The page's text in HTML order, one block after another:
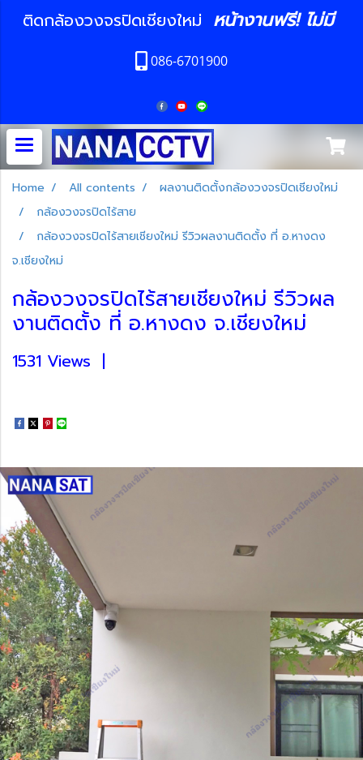
ติดกล้องวงจรปิดเชียงใหม่ หน้างานฟรี! ไม่มี
086-6701900
Home All contents
ผลงานติดตั้งกล้องวงจรปิดเชียงใหม่
กล้องวงจรปิดไร้สาย
กล้องวงจรปิดไร้สายเชียงใหม่ รีวิวผลงานติดตั้ง ที่ อ.หางดง
จ.เชียงใหม่
กล้องวงจรปิดไร้สายเชียงใหม่ รีวิวผล
งานติดตั้ง ที่ อ.หางดง จ.เชียงใหม่
1531 Views |